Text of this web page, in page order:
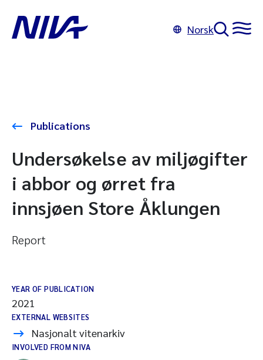
Norsk
Publications
Undersøkelse av miljøgifter
i abbor og ørret fra
innsjøen Store Åklungen
Report
YEAR OF PUBLICATION
2021
EXTERNAL WEBSITES
Nasjonalt vitenarkiv
INVOLVED FROM NIVA